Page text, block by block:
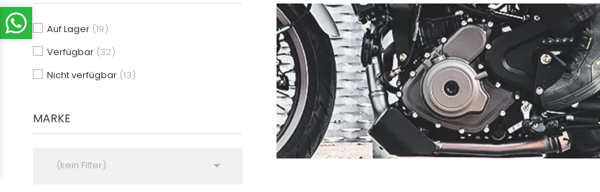
Auf Lager (19)
Verfügbar (32)
Nicht verfügbar (13)
MARKE
(kein Filter) 